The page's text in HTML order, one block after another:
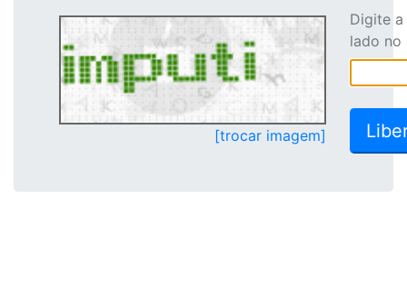
[trocar imagem]
Digite
lado no